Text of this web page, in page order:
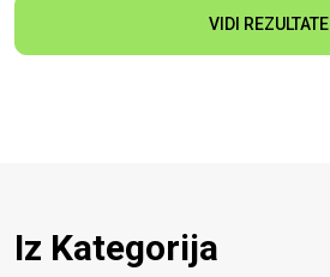
VIDI REZULTATE
Iz Kategorija